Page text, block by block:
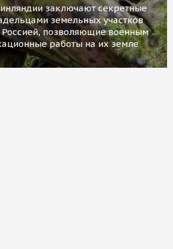
заключают секретные
земельных участков
Россией, позволяющие военным
работы на их земле